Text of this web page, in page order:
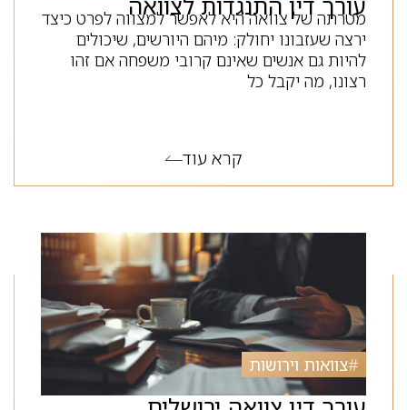
מטרתה של צוואה היא לאפשר למצווה לפרט כיצד
ירצה שעזבונו יחולק: מיהם היורשים, שיכולים
להיות גם אנשים שאינם קרובי משפחה אם זהו
רצונו, מה יקבל כל
קרא עוד
#צוואות וירושות